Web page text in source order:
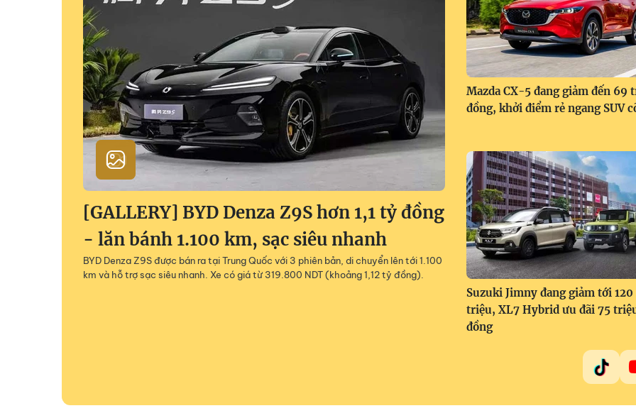
[GALLERY] BYD Denza Z9S hơn 1,1 tỷ đồng
- lăn bánh 1.100 km, sạc siêu nhanh
BYD Denza Z9S được bán ra tại Trung Quốc với 3 phiên bản, di chuyển lên tới 1.100
km và hỗ trợ sạc siêu nhanh. Xe có giá từ 319.800 NDT (khoảng 1,12 tỷ đồng).
Mazda CX-5 đang giảm đến 69
đồng, khởi điểm rẻ ngang SUV
Suzuki Jimny đang giảm tới 120
triệu, XL7 Hybrid ưu đãi 75
đồng